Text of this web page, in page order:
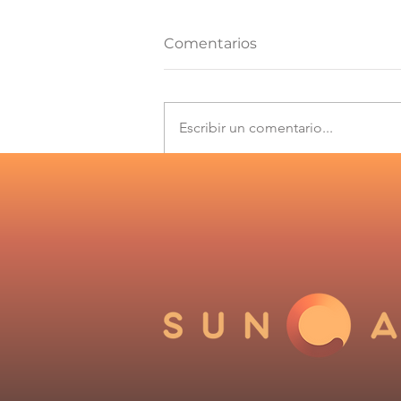
Comentarios
Escribir un comentario...